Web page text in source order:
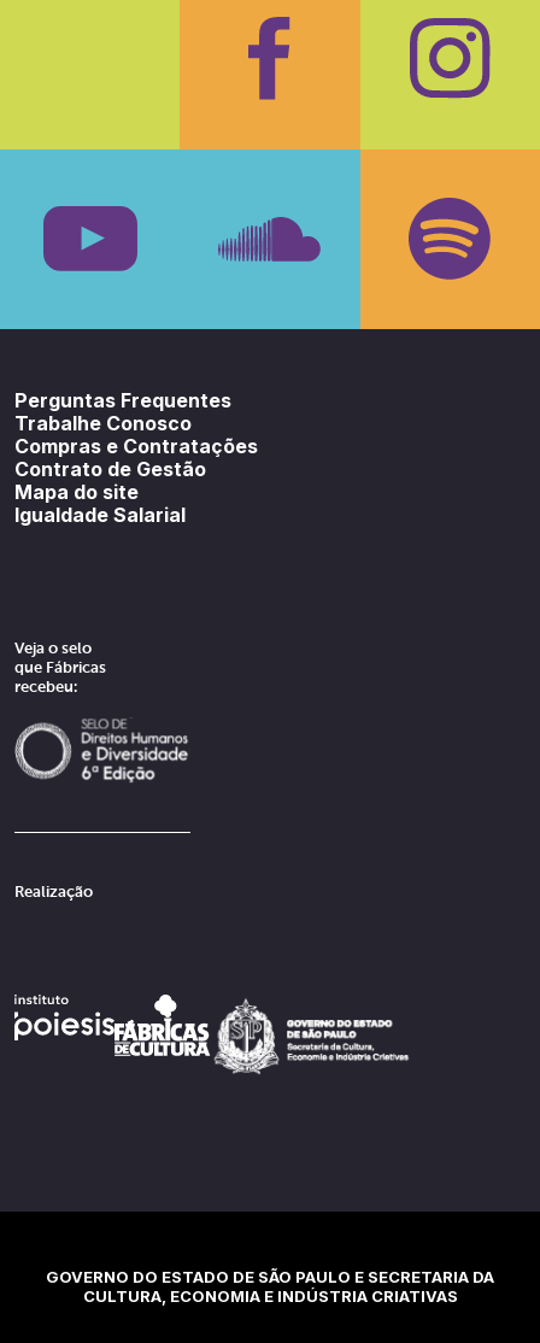
Facebook
Perguntas Frequentes
Trabalhe Conosco
Compras e Contratações
Contrato de Gestão
Mapa do site
Igualdade Salarial
Veja o selo
que Fábricas
recebeu:
Realização
GOVERNO DO ESTADO DE SÃO PAULO E SECRETARIA DA
CULTURA, ECONOMIA E INDÚSTRIA CRIATIVAS